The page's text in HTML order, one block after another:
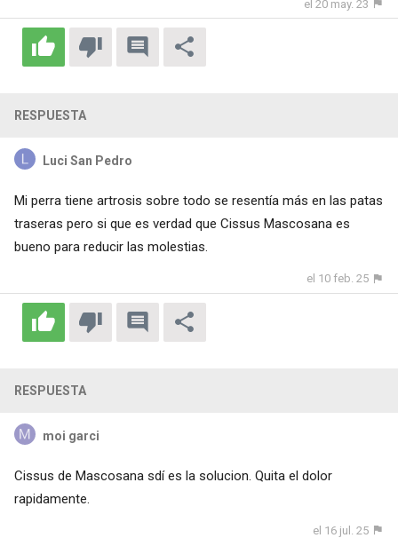
el 20 may. 23
RESPUESTA
Luci San Pedro
Mi perra tiene artrosis sobre todo se resentía más en las patas
traseras pero si que es verdad que Cissus Mascosana es
bueno para reducir las molestias.
el 10 feb. 25
RESPUESTA
moi garci
Cissus de Mascosana sdí es la solucion. Quita el dolor
rapidamente.
el 16 jul. 25